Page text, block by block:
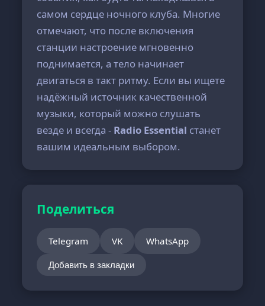
самом сердце ночного клуба. Многие
отмечают, что после включения
станции настроение мгновенно
поднимается, а тело начинает
двигаться в такт ритму. Если вы ищете
надёжный источник качественной
музыки, который можно слушать
везде и всегда - Radio Essential станет
вашим идеальным выбором.
Поделиться
Telegram VK WhatsApp
Добавить в закладки